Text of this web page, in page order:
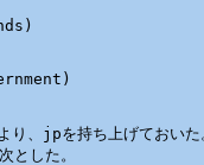
り、jpを持ち上げておいた
とした。